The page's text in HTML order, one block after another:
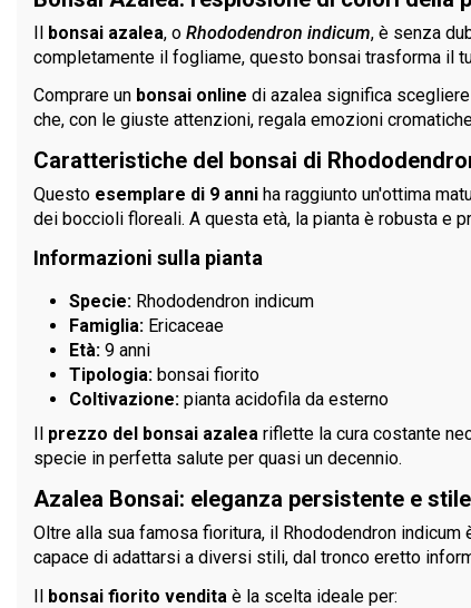
Il bonsai azalea, o Rhododendron indicum, è senza
completamente il fogliame, questo bonsai trasforma il
Comprare un bonsai online di azalea significa
che, con le giuste attenzioni, regala emozioni
Caratteristiche del bonsai di
Questo esemplare di 9 anni ha raggiunto un'ottima
dei boccioli floreali. A questa età, la pianta è robusta e
Informazioni sulla pianta
Specie: Rhododendron indicum
Famiglia: Ericaceae
Età: 9 anni
Tipologia: bonsai fiorito
Coltivazione: pianta acidofila da esterno
prezzo del bonsai azalea riflette la cura costante
specie in perfetta salute per quasi un decennio.
Azalea Bonsai: eleganza persistente e
Oltre alla sua famosa fioritura, il Rhododendron
capace di adattarsi a diversi stili, dal tronco eretto
Il bonsai fiorito vendita è la scelta ideale per: